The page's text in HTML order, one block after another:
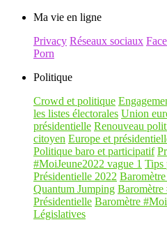
Ma vie en ligne
Privacy Réseaux sociaux
Porn
Politique
Crowd et politique
les listes électorales Union
présidentielle Renouveau
citoyen Europe et
Politique baro et participatif
#MoiJeune2022 vague 1 Tips
Présidentielle 2022
Quantum Jumping Baromètre
Présidentielle Baromètre
Législatives